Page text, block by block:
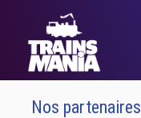
Nos partenaires